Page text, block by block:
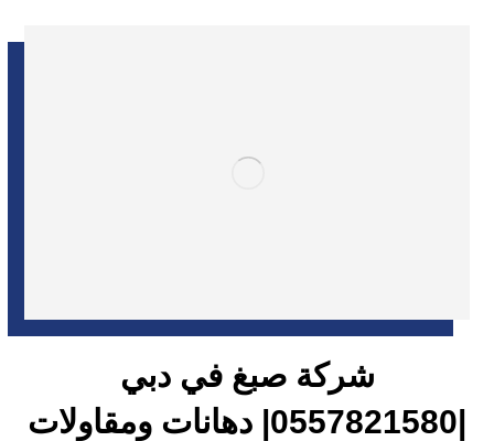
شركة صبغ في دبي
|0557821580| دهانات ومقاولات